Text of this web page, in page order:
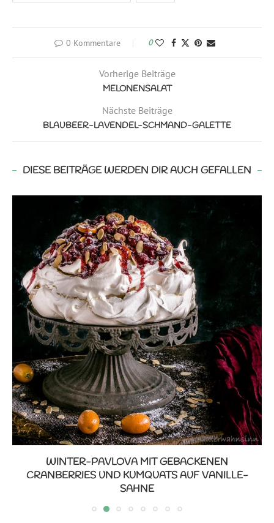
0 Kommentare 0
Vorherige Beiträge
MELONENSALAT
Nächste Beiträge
BLAUBEER-LAVENDEL-SCHMAND-GALETTE
DIESE BEITRÄGE WERDEN DIR AUCH GEFALLEN
WINTER-PAVLOVA MIT GEBACKENEN
CRANBERRIES UND KUMQUATS AUF VANILLE-
SAHNE